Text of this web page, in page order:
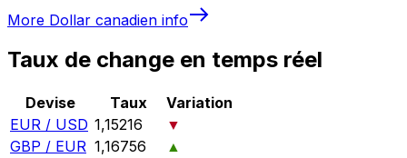
More Dollar canadien info
Taux de change en temps réel
Devise Taux
Variation
EUR / USD 1,15216
▼
GBP / EUR 1,16756
▲